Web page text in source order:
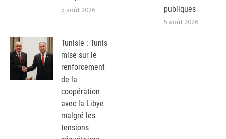
5 août 2026
publiques
5 août 2026
Tunisie : Tunis
mise sur le
renforcement
de la
coopération
avec la Libye
malgré les
tensions